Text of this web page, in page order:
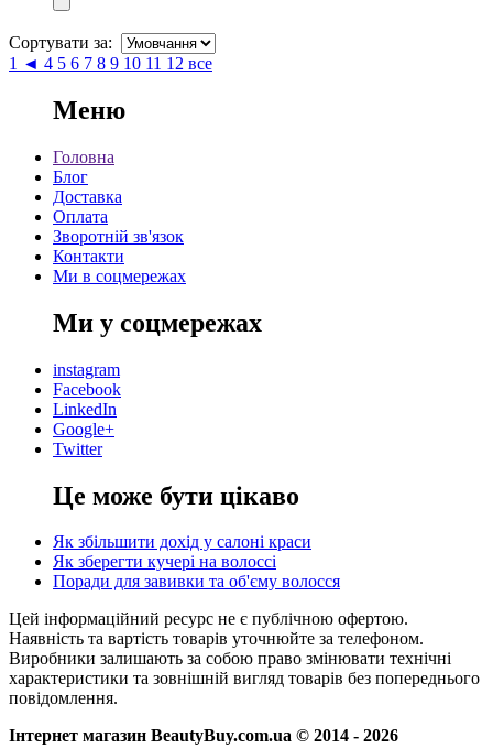
Сортувати за:
1 ◄ 4 5 6 7 8 9 10 11 12 все
Меню
Головна
Блог
Доставка
Оплата
Зворотній зв'язок
Контакти
Ми в соцмережах
Ми у соцмережах
instagram
Facebook
LinkedIn
Google+
Twitter
Це може бути цікаво
Як збільшити дохід у салоні краси
Як зберегти кучері на волоссі
Поради для завивки та об'єму волосся
Цей інформаційний ресурс не є публічною офертою.
Наявність та вартість товарів уточнюйте за телефоном.
Виробники залишають за собою право змінювати технічні
характеристики та зовнішній вигляд товарів без попереднього
повідомлення.
Інтернет магазин BeautyBuy.com.ua © 2014 - 2026